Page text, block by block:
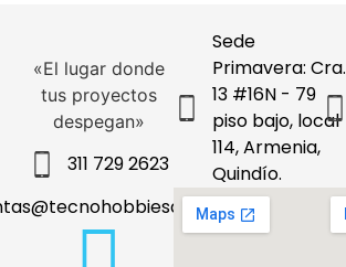
«El lugar donde
tus proyectos
despegan»
311 729 2623
Sede
Primavera: Cra.
13 #16N - 79
piso bajo, local
114, Armenia,
Quindío.